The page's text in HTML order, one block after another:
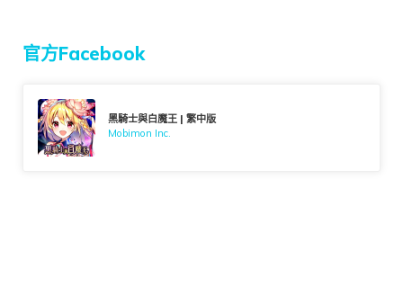
官方Facebook
黑騎士與白魔王 | 繁中版
Mobimon Inc.